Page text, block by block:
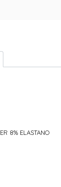
8% ELASTANO